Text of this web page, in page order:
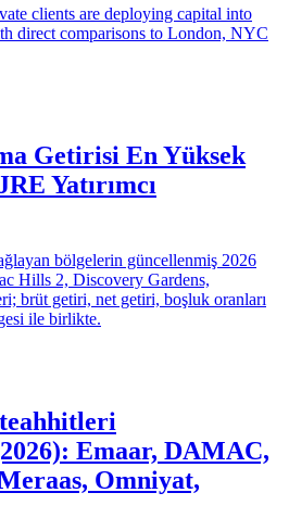
clients are deploying capital into
direct comparisons to London, NYC
Getirisi En Yüksek
Yatırımcı
bölgelerin güncellenmiş 2026
Hills 2, Discovery Gardens,
brüt getiri, net getiri, boşluk oranları
ile birlikte.
Emaar, DAMAC,
Omniyat,